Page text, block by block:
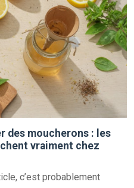
des moucherons : les
vraiment chez
c’est probablement